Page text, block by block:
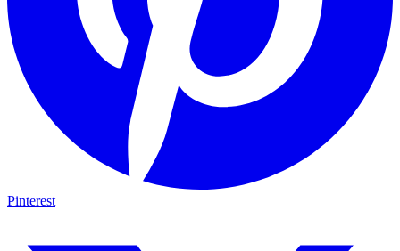
Pinterest